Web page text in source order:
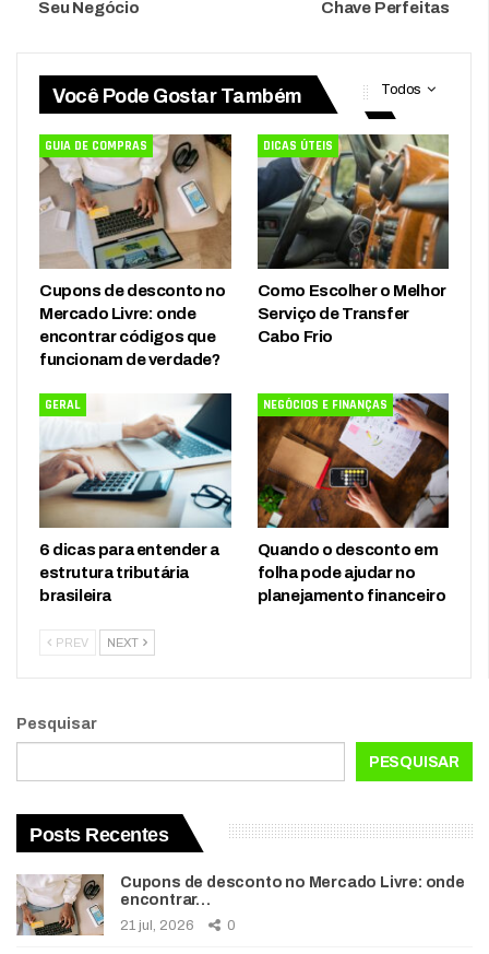
Seu Negócio
Chave Perfeitas
Todos
Você Pode Gostar Também
GUIA DE COMPRAS
Cupons de desconto no
Mercado Livre: onde
encontrar códigos que
funcionam de verdade?
DICAS ÚTEIS
Como Escolher o Melhor
Serviço de Transfer
Cabo Frio
GERAL
6 dicas para entender a
estrutura tributária
brasileira
NEGÓCIOS E FINANÇAS
Quando o desconto em
folha pode ajudar no
planejamento financeiro
PREV NEXT
Pesquisar
PESQUISAR
Posts Recentes
Cupons de desconto no Mercado Livre: onde
encontrar…
21 jul, 2026 0